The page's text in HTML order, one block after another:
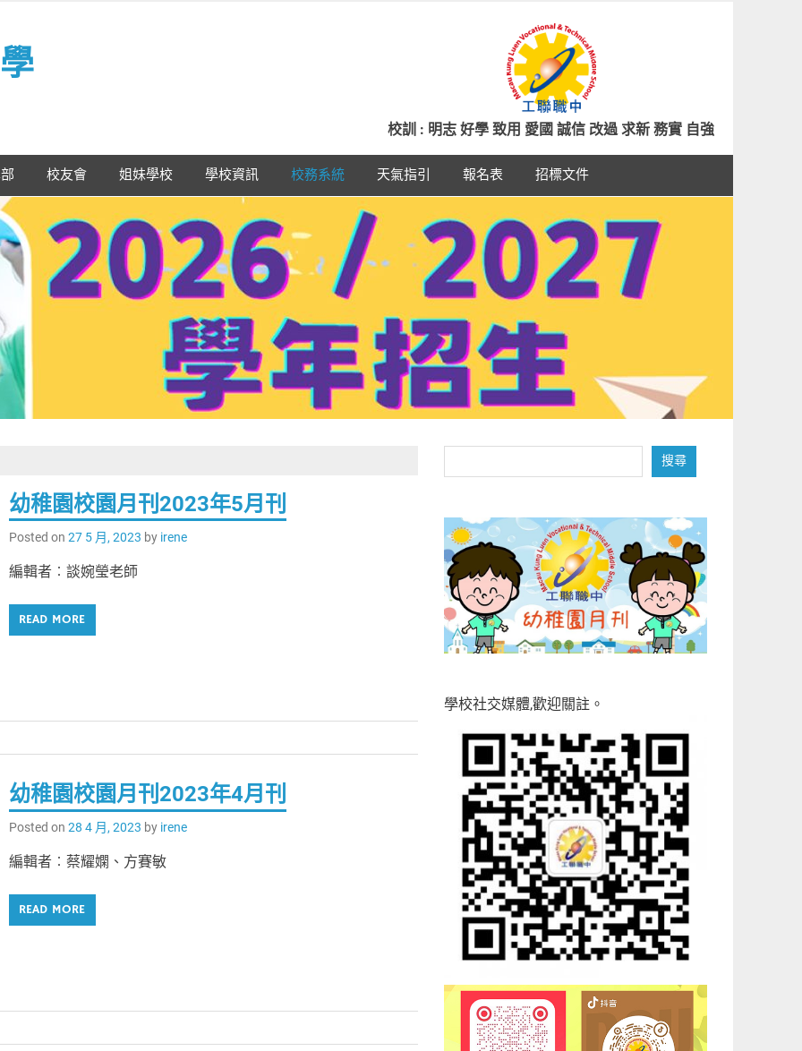
校訓 : 明志 好學 致用 愛國 誠信 改過 求新 務實 自強
校友會 姐妹學校 學校資訊 校務系統 天氣指引 報名表 招標文件
幼稚園校園月刊2023年5月刊
Posted on27 5 月, 2023 by irene
編輯者︰談婉瑩老師
READ MORE
幼稚園校園月刊2023年4月刊
Posted on28 4 月, 2023 by irene
編輯者︰蔡耀嫻、方賽敏
READ MORE
尋
搜尋
學校社交媒體,歡迎關註。